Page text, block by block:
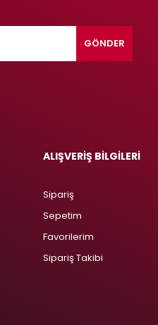
GÖNDER
ALIŞVERİŞ BİLGİLERİ
Sipariş
Sepetim
Favorilerim
Sipariş Takibi